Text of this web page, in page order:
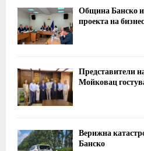
Община Банско
проекта на
Представители
Мойковац
Верижна
Банско